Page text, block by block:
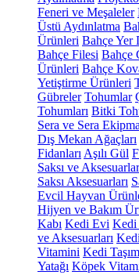
Feneri ve Meşaleler
Üstü Aydınlatma
Ürünleri Bahçe Yer
Bahçe Filesi Bahçe
Ürünleri Bahçe
Yetiştirme Ürünleri
Gübreler Tohumlar
Tohumları Bitki
Sera ve Sera
Dış Mekan Ağaçları
Fidanları Aşılı Gül
Saksı ve
Saksı Aksesuarları
Evcil Hayvan
Hijyen ve Bakım
Kabı Kedi Evi Kedi
ve Aksesuarları
Vitamini Kedi
Yatağı Köpek